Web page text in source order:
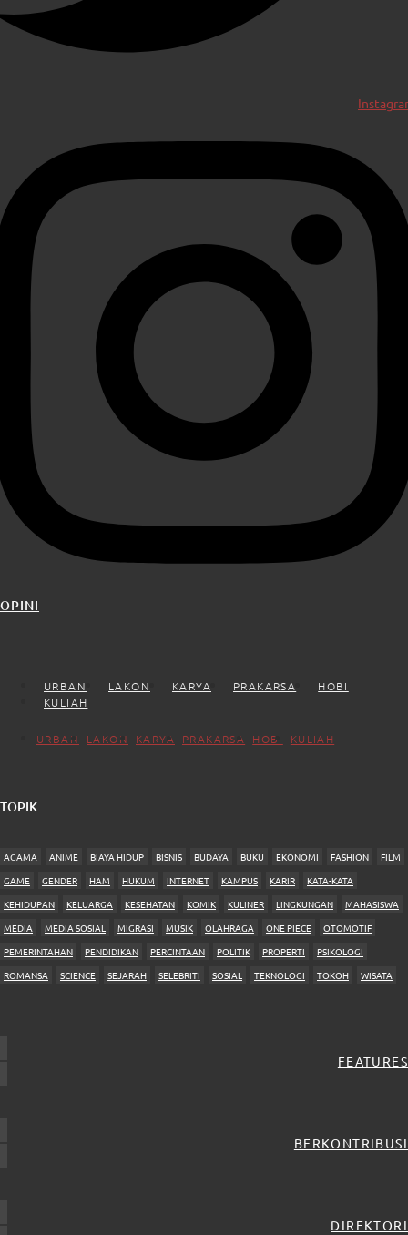
OPINI
URBAN LAKON KARYA PRAKARSA
HOBI
KULIAH
URBAN LAKON KARYA PRAKARSA HOBI KULIAH
TOPIK
AGAMA ANIME BIAYA HIDUP BISNIS BUDAYA BUKU EKONOMI FASHION
FILM
GAME
GENDER HAM HUKUM INTERNET KAMPUS KARIR
KATA-KATA
KEHIDUPAN
KELUARGA KESEHATAN KOMIK KULINER LINGKUNGAN
MAHASISWA
MEDIA
MEDIA SOSIAL MIGRASI MUSIK OLAHRAGA ONE PIECE
OTOMOTIF
PEMERINTAHAN
PENDIDIKAN PERCINTAAN POLITIK PROPERTI
PSIKOLOGI
ROMANSA
SCIENCE SEJARAH SELEBRITI SOSIAL TEKNOLOGI TOKOH WISATA
FEATURES
BERKONTRIBUSI
DIREKTORI